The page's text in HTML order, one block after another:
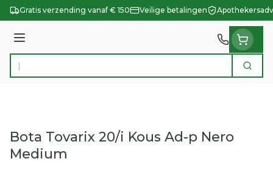
Ga naar de inhoud
Gratis verzending vanaf € 150 Veilige betalingen
Menu
Product, merk, categorie... Zoek
Bota Tovarix 20/i Kous Ad-p Nero
Medium